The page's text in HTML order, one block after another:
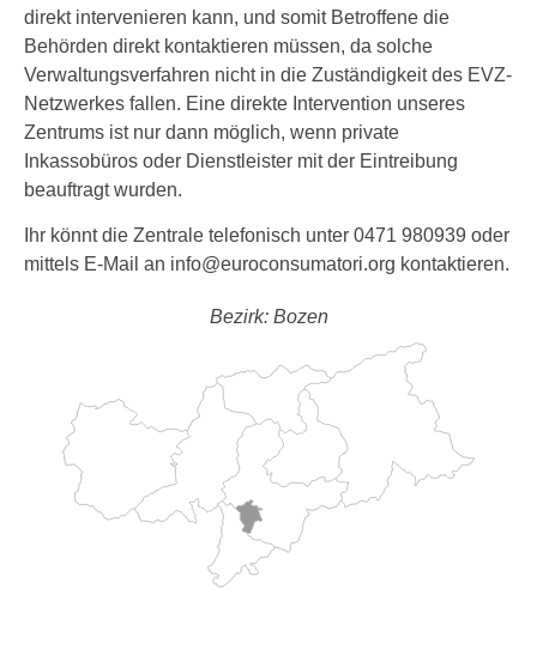
direkt intervenieren kann, und somit Betroffene die
Behörden direkt kontaktieren müssen, da solche
Verwaltungsverfahren nicht in die Zuständigkeit des EVZ-
Netzwerkes fallen. Eine direkte Intervention unseres
Zentrums ist nur dann möglich, wenn private
Inkassobüros oder Dienstleister mit der Eintreibung
beauftragt wurden.
Ihr könnt die Zentrale telefonisch unter 0471 980939 oder
mittels E-Mail an info@euroconsumatori.org kontaktieren.
Bezirk: Bozen